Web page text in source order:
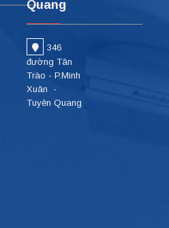
Quang
346
đường Tân
Trào - P.Minh
Xuân -
Tuyên Quang